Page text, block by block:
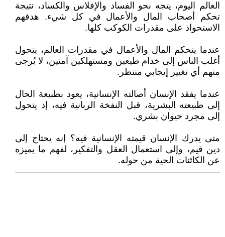
العالم اليوم، يتجه نحو الفساد والإفلاس والكساد، نتيجة
تحكم أصحاب المال والأعمال في كل شيء. هدفهم
الاستحواذ على مقدرات الكوكب كلها.
عندما يتحكم المال والأعمال في مقدرات العالم، يتحول
أغلب الناس إلى خدام طيعين ومستهلكين آمنين، لا يُرجى
منهم أي تغيير إيجابي منتظر.
عندما يفقد الإنسان أصالته الإنسانية، يعود بطبيعة الحال
إلى طبيعته البشرية، قبل النفخة الربانية فيه، إذ يتحول
إلى مجرد حيوان بشري.
متى يدرك الإنسان قيمته الإنسانية فيه؟ إنه يحتاج إلى
دين قيم، وإلى استعمال العقل والتفكير، لفهم ما يميزه
عن الكائنات الحية من حوله.